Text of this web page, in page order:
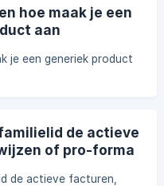
hoe maak je een
aan
je een generiek product
de actieve
of pro-forma
de actieve facturen,